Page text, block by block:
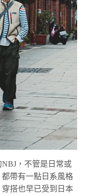
，不管是日常或
帶有一點日系風格
搭也早已受到日本